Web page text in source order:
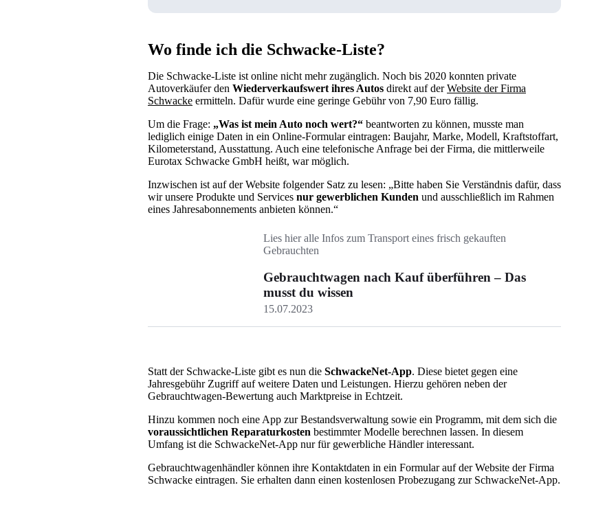
Wo finde ich die Schwacke-Liste?
Die Schwacke-Liste ist online nicht mehr zugänglich. Noch bis 2020 konnten private
Autoverkäufer den Wiederverkaufswert ihres Autos direkt auf derWebsite der Firma
Schwacke ermitteln. Dafür wurde eine geringe Gebühr von 7,90 Euro fällig.
Um die Frage: „Was ist mein Auto noch wert?“ beantworten zu können, musste man
lediglich einige Daten in ein Online-Formular eintragen: Baujahr, Marke, Modell, Kraftstoffart,
Kilometerstand, Ausstattung. Auch eine telefonische Anfrage bei der Firma, die mittlerweile
Eurotax Schwacke GmbH heißt, war möglich.
Inzwischen ist auf der Website folgender Satz zu lesen: „Bitte haben Sie Verständnis dafür, dass
wir unsere Produkte und Services nur gewerblichen Kunden und ausschließlich im Rahmen
eines Jahresabonnements anbieten können.“
Lies hier alle Infos zum Transport eines frisch gekauften
Gebrauchten
Gebrauchtwagen nach Kauf überführen – Das
musst du wissen
15.07.2023
Statt der Schwacke-Liste gibt es nun die SchwackeNet-App. Diese bietet gegen eine
Jahresgebühr Zugriff auf weitere Daten und Leistungen. Hierzu gehören neben der
Gebrauchtwagen-Bewertung auch Marktpreise in Echtzeit.
Hinzu kommen noch eine App zur Bestandsverwaltung sowie ein Programm, mit dem sich die
voraussichtlichen Reparaturkosten bestimmter Modelle berechnen lassen. In diesem
Umfang ist die SchwackeNet-App nur für gewerbliche Händler interessant.
Gebrauchtwagenhändler können ihre Kontaktdaten in ein Formular auf der Website der Firma
Schwacke eintragen. Sie erhalten dann einen kostenlosen Probezugang zur SchwackeNet-App.